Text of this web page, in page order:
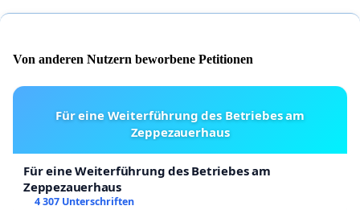
Von anderen Nutzern beworbene Petitionen
Für eine Weiterführung des Betriebes am
Zeppezauerhaus
Für eine Weiterführung des Betriebes am
Zeppezauerhaus
4 307 Unterschriften